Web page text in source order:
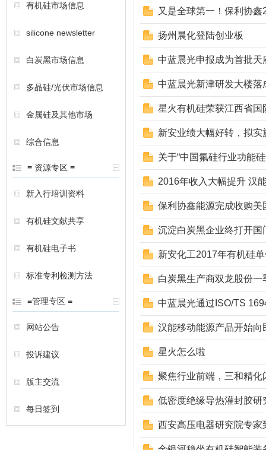
有机硅市场信息
silicone newsletter
白炭黑市场信息
多晶硅/光伏市场信息
金属硅及其他市场
综合信息
≡ 资源专区 ≡
新入行培训资料
有机硅文献共享
有机硅电子书
标准专利检测方法
≡管理专区 ≡
网站公告
投诉建议
版主交流
每日签到
又是全球第一！保利协
扬州晨化登陆创业板
中蓝晨光申报成为首批
中蓝晨光新津研发大楼落
星火有机硅荣获江西省
新安业绩大幅好转，拟
关于“中国氟硅行业功能
2016年收入大幅提升 汉
保利协鑫能源完成收购美
沉淀白炭黑企业终打开
新安化工2017年有机硅
白炭黑生产商双龙股份一
中蓝晨光通过ISO/TS
汉能移动能源产品开始向
星火怎么啦
聚焦行业前端，三和精
低密度绝缘导热灌封胶研
西安高压电器研究院专家